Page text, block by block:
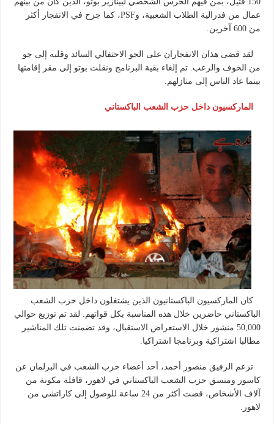
عمال من فدرالية الطلاب الشعبية، وPSF، كما جرح في الانفجار أكثر
من 600 آخرين.
لقد قضى هذان الانفجاران على الجو الاحتفالي السائد وقلبه إلى جو
من الخوف والرعب. تم إلغاء بقية البرنامج ونقلت بوتو إلى مقر إقامتها
بينما عاد الناس إلى منازلهم.
الماركسيون داخل حزب الشعب الباكستاني
كان الماركسيون الباكستانيون الذين يشتغلون داخل حزب الشعب
الباكستاني حاضرين خلال هذه المناسبة بكل قواتهم. لقد تم توزيع حوالي
50,000 منشور خلال الاستعراض الاستقبال، وقد تضمنت تلك المناشير
مطالبا اشتراكية وبرنامجا اشتراكيا.
تزعم الرفيق منصور أحمد، أحد أعضاء حزب الشعب في البرلمان عن
كاسور ومنسق حزب الشعب الباكستاني في لاهور، قافلة مكونة من
آلاف الأشخاص، قضت أكثر من 24 ساعة للوصول إلى كاراتشي من
لاهور.